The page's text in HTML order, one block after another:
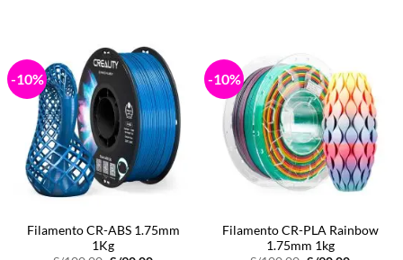
múltiples
variantes.
Las
opciones
se
pueden
elegir
página
de
múltiples
variantes.
Las
opciones
se
pueden
elegir
en
página
de
-10%
Filamento CR-ABS 1.75mm
1Kg
-10%
Filamento CR-PLA Rainbow
1.75mm 1kg